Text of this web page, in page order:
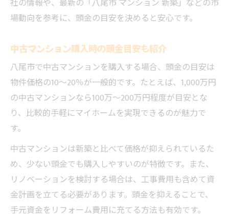
社の情報や、最新の「八尾市 マンション 新築」などの市
場動向を参考に、頭金の目安を決めると安心です。
中古マンション購入時の頭金目安も紹介
八尾市で中古マンションを購入する場合、頭金の目安は
物件価格の10～20％が一般的です。たとえば、1,000万円
の中古マンションなら100万～200万円程度が目安とな
り、比較的手軽にマイホームを実現できるのが魅力で
す。
中古マンションは新築と比べて価格が抑えられているた
め、少ない頭金でも購入しやすいのが特徴です。また、
リノベーションを検討する場合は、工事費用も含めて資
金計画を立てる必要があります。頭金を抑えることで、
手元資金をリフォーム費用に充てる方法も有効です。